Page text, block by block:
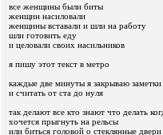
все женщины были биты
женщин насиловали
женщины вставали и шли на работу
шли готовить еду
и целовали своих насильников
я пишу этот текст в метро
каждые две минуты я закрываю
и считать от ста до нуля
так делают все кто знают что делать
хочется прыгнуть на рельсы
или биться головой о стеклянные двери